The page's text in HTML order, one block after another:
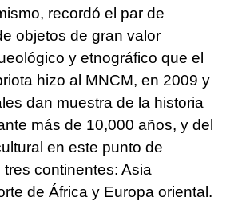
recordó el par de
objetos de gran valor
y etnográfico que el
hizo al MNCM, en 2009 y
dan muestra de la historia
más de 10,000 años, y del
en este punto de
continentes: Asia
de África y Europa oriental.